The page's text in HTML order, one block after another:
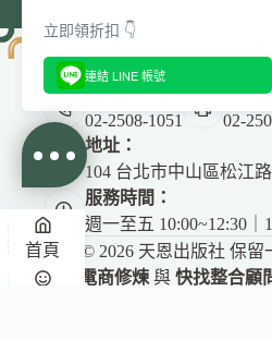
電話：
02-2508-1051
傳真：
02-
地址：
104 台北市中山區松江
服務時間：
週一至五 10:00~12:30｜
Copyright © 2026 天恩出版社 保
電商修煉 與快找整合顧
首頁
立即領折扣 👇
連結 LINE 帳號